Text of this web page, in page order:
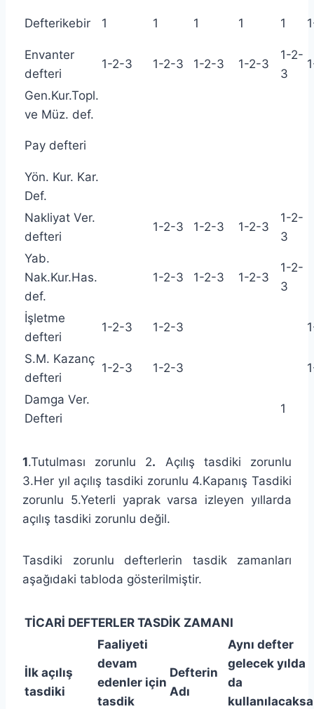
Defterikebir 1 1 1 1 1
Envanter
defteri
1-2-3 1-2-3 1-2-3 1-2-3
1-2-
3
Gen.Kur.Topl.
ve Müz. def.
Pay defteri
Yön. Kur. Kar.
Def.
Nakliyat Ver.
defteri
1-2-3 1-2-3 1-2-3
1-2-
3
Yab.
Nak.Kur.Has.
def.
1-2-3 1-2-3 1-2-3
1-2-
3
İşletme
defteri
1-2-3 1-2-3
S.M. Kazanç
defteri
1-2-3 1-2-3
Damga Ver.
Defteri
1
1.Tutulması zorunlu 2. Açılış tasdiki zorunlu
3.Her yıl açılış tasdiki zorunlu 4.Kapanış Tasdiki
zorunlu 5.Yeterli yaprak varsa izleyen yıllarda
açılış tasdiki zorunlu değil.
Tasdiki zorunlu defterlerin tasdik zamanları
aşağıdaki tabloda gösterilmiştir.
TİCARİ DEFTERLER TASDİK ZAMANI
İlk açılış
tasdiki
Faaliyeti
devam
edenler için
tasdik
Defterin
Adı
Aynı defter
gelecek yılda
da
kullanılacaksa